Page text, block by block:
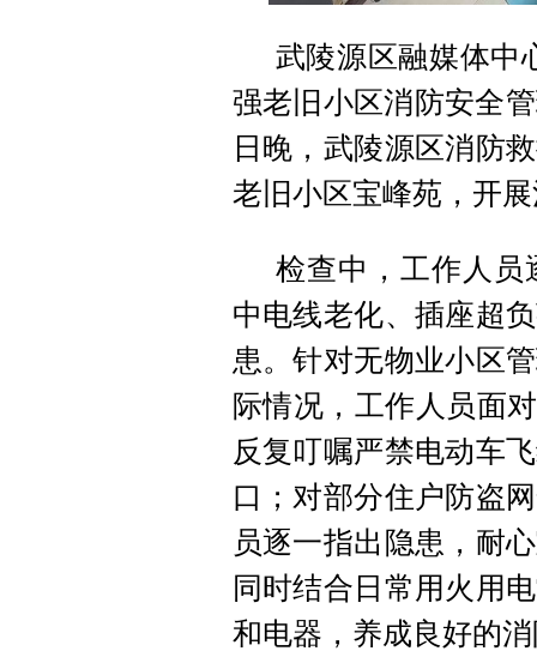
武陵源区融媒体中
强老旧小区消防安全
日晚，武陵源区消防
老旧小区宝峰苑，开
检查中，工作人员
中电线老化、插座超
患。针对无物业小区
际情况，工作人员面
反复叮嘱严禁电动车
口；对部分住户防盗
员逐一指出隐患，耐
同时结合日常用火用
和电器，养成良好的